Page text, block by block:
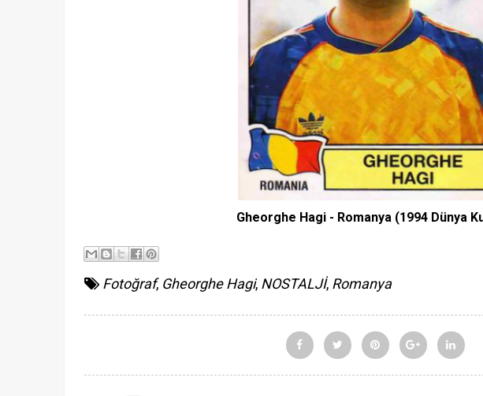
Gheorghe Hagi - Romanya (1994 Dünya
Fotoğraf, Gheorghe Hagi, NOSTALJİ, Romanya